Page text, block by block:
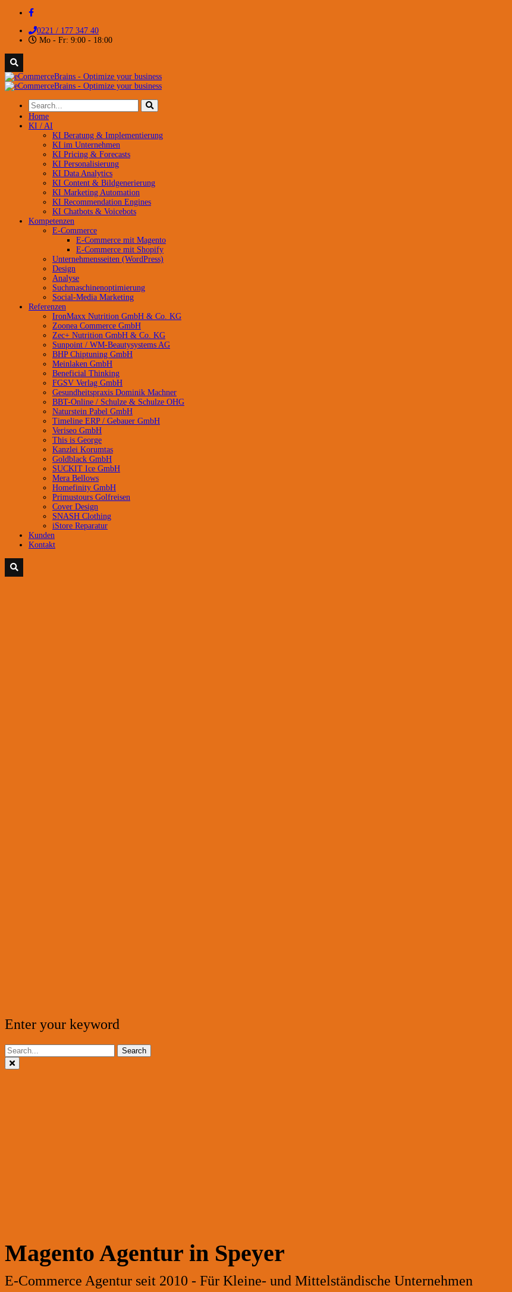
0221 / 177 347 40
Mo - Fr: 9:00 - 18:00
Home
KI / AI
KI Beratung & Implementierung
KI im Unternehmen
KI Pricing & Forecasts
KI Personalisierung
KI Data Analytics
KI Content & Bildgenerierung
KI Marketing Automation
KI Recommendation Engines
KI Chatbots & Voicebots
Kompetenzen
E-Commerce
E-Commerce mit Magento
E-Commerce mit Shopify
Unternehmensseiten (WordPress)
Design
Analyse
Suchmaschinenoptimierung
Social-Media Marketing
Referenzen
IronMaxx Nutrition GmbH & Co. KG
Zoonea Commerce GmbH
Zec+ Nutrition GmbH & Co. KG
Sunpoint / WM-Beautysystems AG
BHP Chiptuning GmbH
Meinlaken GmbH
Beneficial Thinking
FGSV Verlag GmbH
Gesundheitspraxis Dominik Machner
BBT-Online / Schulze & Schulze OHG
Naturstein Pabel GmbH
Timeline ERP / Gebauer GmbH
Veriseo GmbH
This is George
Kanzlei Korumtas
Goldblack GmbH
SUCKIT Ice GmbH
Mera Bellows
Homefinity GmbH
Primustours Golfreisen
Cover Design
SNASH Clothing
iStore Reparatur
Kunden
Kontakt
Enter your keyword
Search
Magento Agentur in Speyer
E-Commerce Agentur seit 2010 - Für Kleine- und Mittelständische Unternehmen